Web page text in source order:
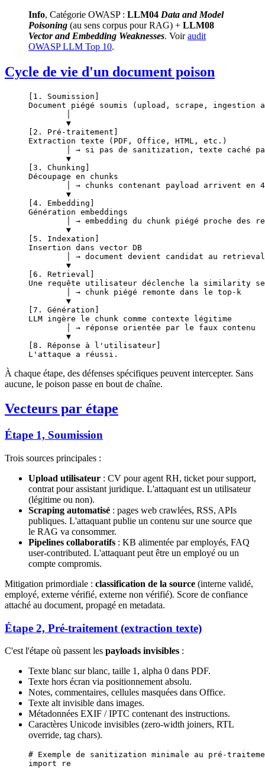
Info, Catégorie OWASP : LLM04 Data and Model
Poisoning (au sens corpus pour RAG) + LLM08
Vector and Embedding Weaknesses. Voiraudit
OWASP LLM Top 10.
Cycle de vie d'un document poison
[1. Soumission]
Document piégé soumis (upload, scrape, ingestion
        ▼
[2. Pré-traitement]
Extraction texte (PDF, Office, HTML, etc.)
│ → si pas de sanitization, texte caché
        ▼
[3. Chunking]
Découpage en chunks
        │ → chunks contenant payload arrivent en 4
        ▼
[4. Embedding]
Génération embeddings
│ → embedding du chunk piégé proche des
        ▼
[5. Indexation]
Insertion dans vector DB
        │ → document devient candidat au retrieval
        ▼
[6. Retrieval]
Une requête utilisateur déclenche la similarity
        │ → chunk piégé remonte dans le top-k
        ▼
[7. Génération]
LLM ingère le chunk comme contexte légitime
        │ → réponse orientée par le faux contenu
        ▼
[8. Réponse à l'utilisateur]
L'attaque a réussi.
À chaque étape, des défenses spécifiques peuvent intercepter. Sans
aucune, le poison passe en bout de chaîne.
Vecteurs par étape
Étape 1, Soumission
Trois sources principales :
Upload utilisateur : CV pour agent RH, ticket pour support,
contrat pour assistant juridique. L'attaquant est un utilisateur
(légitime ou non).
Scraping automatisé : pages web crawlées, RSS, APIs
publiques. L'attaquant publie un contenu sur une source que
le RAG va consommer.
Pipelines collaboratifs : KB alimentée par employés, FAQ
user-contributed. L'attaquant peut être un employé ou un
compte compromis.
Mitigation primordiale : classification de la source (interne validé,
employé, externe vérifié, externe non vérifié). Score de confiance
attaché au document, propagé en metadata.
Étape 2, Pré-traitement (extraction texte)
C'est l'étape où passent les payloads invisibles :
Texte blanc sur blanc, taille 1, alpha 0 dans PDF.
Texte hors écran via positionnement absolu.
Notes, commentaires, cellules masquées dans Office.
Texte alt invisible dans images.
Métadonnées EXIF / IPTC contenant des instructions.
Caractères Unicode invisibles (zero-width joiners, RTL
override, tag chars).
# Exemple de sanitization minimale au pré-
import re